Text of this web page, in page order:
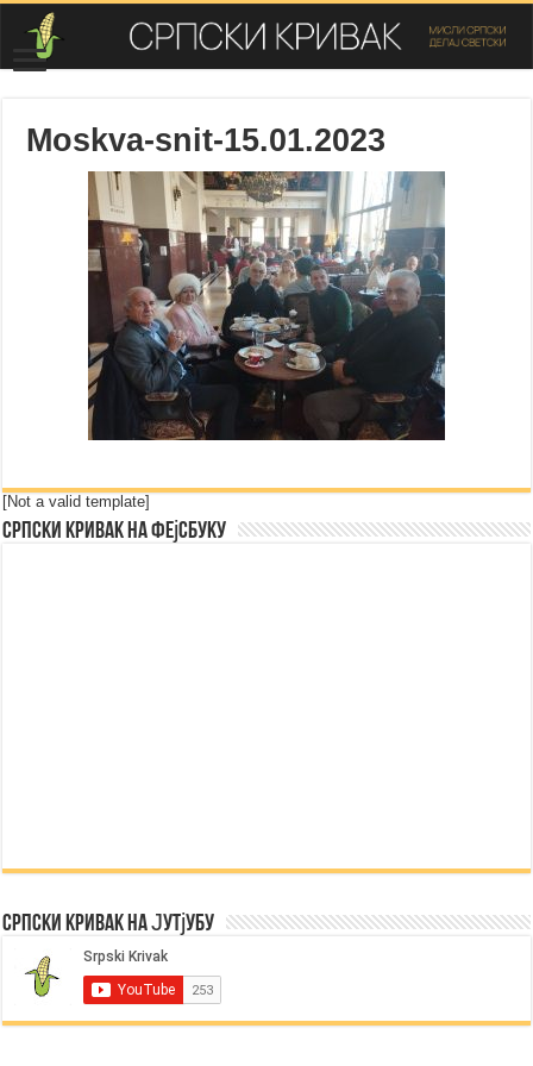
Moskva-snit-15.01.2023
[Not a valid template]
Српски Кривак на Фејсбуку
Српски Кривак на Јутјубу